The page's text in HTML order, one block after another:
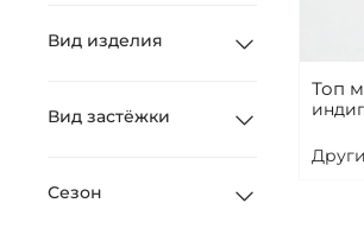
Топ
Вид изделия
Вид застёжки
Сезон